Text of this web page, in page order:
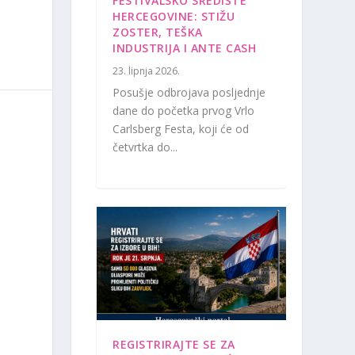
HERCEGOVINE: STIŽU
ZOSTER, TEŠKA
INDUSTRIJA I ANTE CASH
23. lipnja 2026.
Posušje odbrojava posljednje
dane do početka prvog Vrlo
Carlsberg Festa, koji će od
četvrtka do...
REGISTRIRAJTE SE ZA